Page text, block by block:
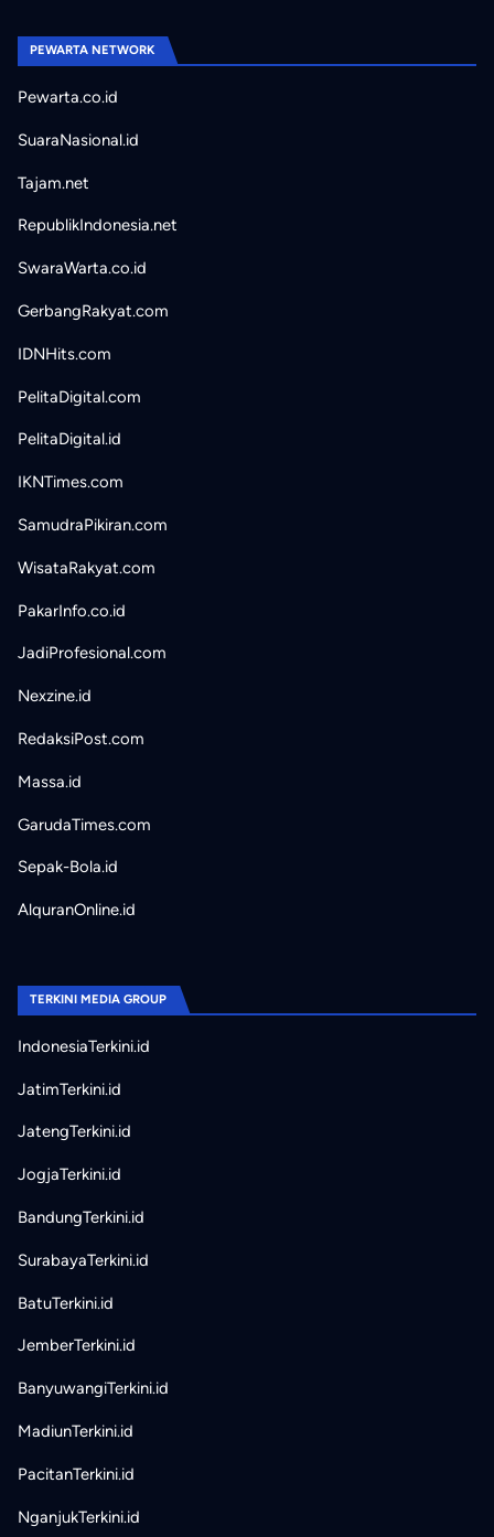
PEWARTA NETWORK
Pewarta.co.id
SuaraNasional.id
Tajam.net
RepublikIndonesia.net
SwaraWarta.co.id
GerbangRakyat.com
IDNHits.com
PelitaDigital.com
PelitaDigital.id
IKNTimes.com
SamudraPikiran.com
WisataRakyat.com
PakarInfo.co.id
JadiProfesional.com
Nexzine.id
RedaksiPost.com
Massa.id
GarudaTimes.com
Sepak-Bola.id
AlquranOnline.id
TERKINI MEDIA GROUP
IndonesiaTerkini.id
JatimTerkini.id
JatengTerkini.id
JogjaTerkini.id
BandungTerkini.id
SurabayaTerkini.id
BatuTerkini.id
JemberTerkini.id
BanyuwangiTerkini.id
MadiunTerkini.id
PacitanTerkini.id
NganjukTerkini.id